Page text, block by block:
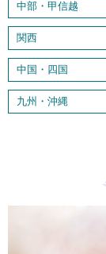
中部・甲信越
関西
中国・四国
九州・沖縄